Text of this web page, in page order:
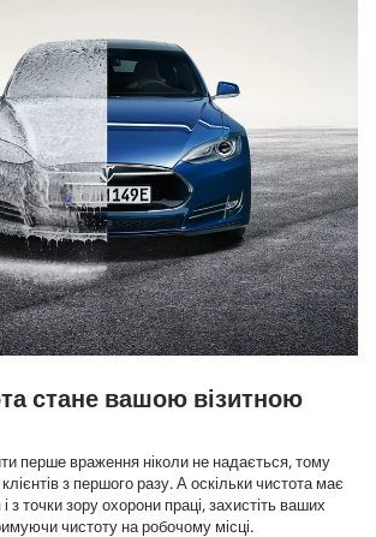
стане вашою візитною
перше враження ніколи не надається, тому
з першого разу. А оскільки чистота має
з точки зору охорони праці, захистіть ваших
чистоту на робочому місці.